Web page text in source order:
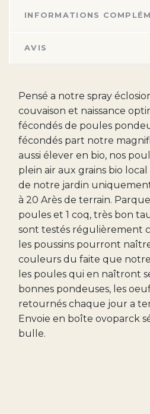
INFORMATIONS
AVIS
Pensé a notre spray
couvaison et naissance
fécondés de poules
fécondés part notre
aussi élever en bio, nos
plein air aux grains bio
de notre jardin
à 20 Arès de terrain.
poules et 1 coq, très bon
sont testés régulièrement
les poussins pourront
couleurs du faite que
les poules qui en naîtront
bonnes pondeuses, les
retournés chaque jour a
Envoie en boîte ovoparck
bulle.